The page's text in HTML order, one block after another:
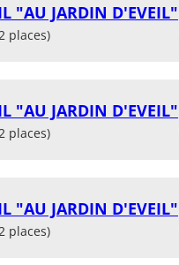
"AU JARDIN D'EVEIL"
places)
"AU JARDIN D'EVEIL"
places)
"AU JARDIN D'EVEIL"
places)